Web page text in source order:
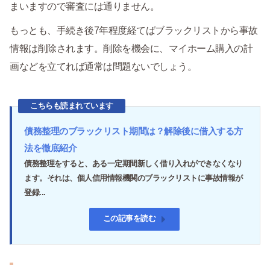
まいますので審査には通りません。
もっとも、手続き後7年程度経てばブラックリストから事故
情報は削除されます。削除を機会に、マイホーム購入の計
画などを立てれば通常は問題ないでしょう。
こちらも読まれています
債務整理のブラックリスト期間は？解除後に借入する方
法を徹底紹介
債務整理をすると、ある一定期間新しく借り入れができなくなり
ます。それは、個人信用情報機関のブラックリストに事故情報が
登録...
この記事を読む